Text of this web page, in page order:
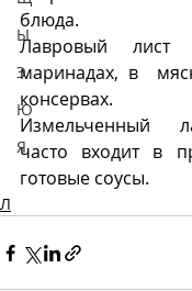
Ы
Э
Ю
Я
блюда.
Лавровый лист
маринадах, в
консервах.
Измельченный
часто входит в
готовые соусы.
Л